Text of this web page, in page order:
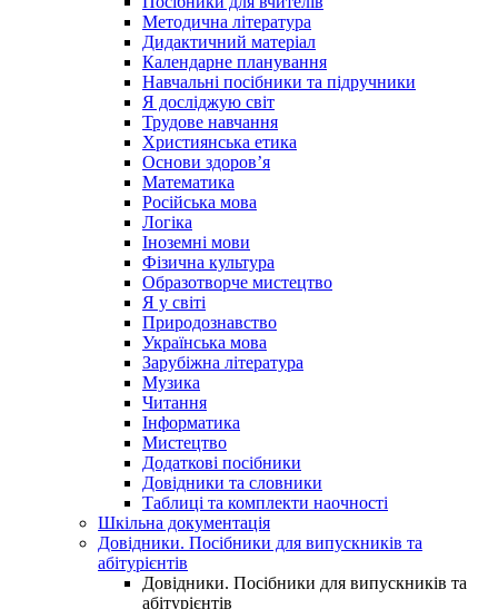
Методична література
Дидактичний матеріал
Календарне планування
Навчальні посібники та підручники
Я досліджую світ
Трудове навчання
Християнська етика
Основи здоров’я
Математика
Російська мова
Логіка
Іноземні мови
Фізична культура
Образотворче мистецтво
Я у світі
Природознавство
Українська мова
Зарубіжна література
Музика
Читання
Інформатика
Мистецтво
Додаткові посібники
Довідники та словники
Таблиці та комплекти наочності
Шкільна документація
Довідники. Посібники для випускників та
абітурієнтів
Довідники. Посібники для випускників та
абітурієнтів